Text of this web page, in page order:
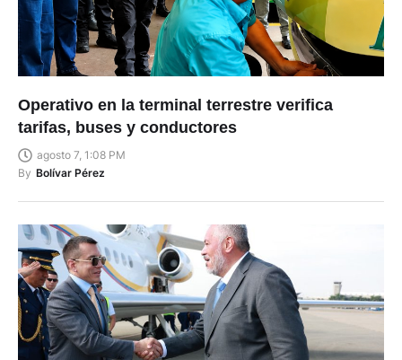
Operativo en la terminal terrestre verifica
tarifas, buses y conductores
agosto 7, 1:08 PM
By Bolívar Pérez